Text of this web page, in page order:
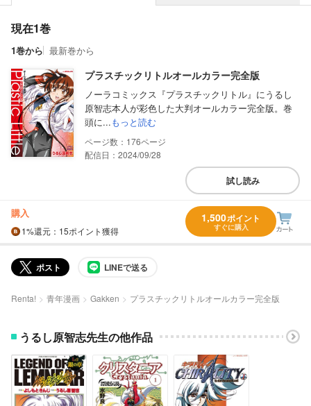
現在1巻
1巻から 最新巻から
プラスチックリトルオールカラー完全版
ノーラコミックス『プラスチックリトル』にうるし
原智志本人が彩色した大判オールカラー完全版。巻
頭に...もっと読む
176
配信日：2024/09/28
試し読み
購入
1%還元 ：15ポイント獲得
1,500ポイント
すぐに購入
ポスト LINEで送る
Renta! 青年漫画 Gakken プラスチックリトルオールカラー完全版
うるし原智志先生の他作品